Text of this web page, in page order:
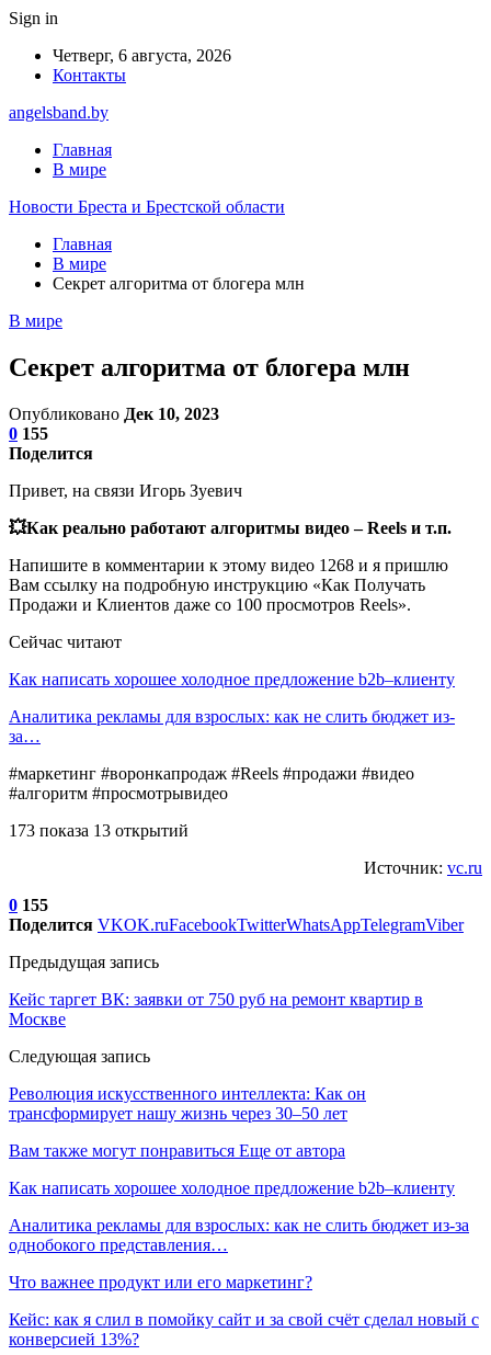
Sign in
Четверг, 6 августа, 2026
Контакты
angelsband.by
Главная
В мире
Новости Бреста и Брестской области
Главная
В мире
Секрет алгоритма от блогера млн
В мире
Секрет алгоритма от блогера млн
Опубликовано Дек 10, 2023
0 155
Поделится
Привет, на связи Игорь Зуевич
💥Как реально работают алгоритмы видео – Reels и т.п.
Напишите в комментарии к этому видео 1268 и я пришлю
Вам ссылку на подробную инструкцию «Как Получать
Продажи и Клиентов даже со 100 просмотров Reels».
Сейчас читают
Как написать хорошее холодное предложение b2b–клиенту
Аналитика рекламы для взрослых: как не слить бюджет из-
за…
#маркетинг #воронкапродаж #Reels #продажи #видео
#алгоритм #просмотрывидео
173 показа 13 открытий
Источник: vc.ru
0 155
Поделится VKOK.ruFacebookTwitterWhatsAppTelegramViber
Предыдущая запись
Кейс таргет ВК: заявки от 750 руб на ремонт квартир в
Москве
Следующая запись
Революция искусственного интеллекта: Как он
трансформирует нашу жизнь через 30–50 лет
Вам также могут понравиться Еще от автора
Как написать хорошее холодное предложение b2b–клиенту
Аналитика рекламы для взрослых: как не слить бюджет из-за
однобокого представления…
Что важнее продукт или его маркетинг?
Кейс: как я слил в помойку сайт и за свой счёт сделал новый с
конверсией 13%?